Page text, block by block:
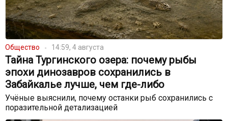
Общество 14:59, 4 августа
Тайна Тургинского озера: почему рыбы
эпохи динозавров сохранились в
Забайкалье лучше, чем где-либо
Учёные выяснили, почему останки рыб сохранились с
поразительной детализацией